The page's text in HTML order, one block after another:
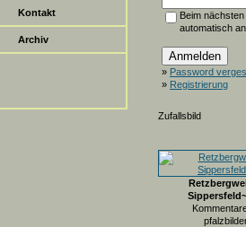
Kontakt
Archiv
Beim
automatisch
» Password
» Registrierung
Zufallsbild